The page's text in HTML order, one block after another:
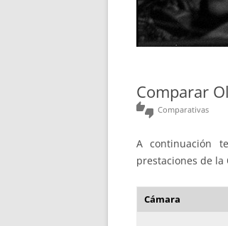
Comparar
thumbs_up_down Comparativas
A continuación
prestaciones de la
Cámara